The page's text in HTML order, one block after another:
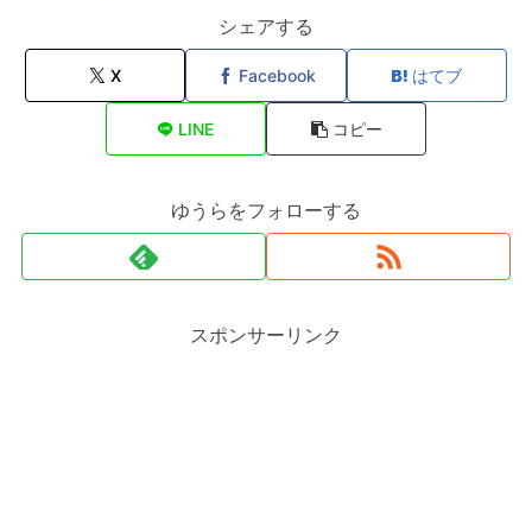
シェアする
X Facebook はてブ
LINE コピー
ゆうらをフォローする
スポンサーリンク